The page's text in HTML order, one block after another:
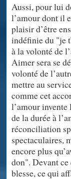
Aussi, pour lui
l’amour dont il
plaisir d’être
indéfinie du "je
à la volonté de
Aimer sera se
volonté de
mettre au
comme cet
l’amour invente
de la durée à
réconciliation
spectaculaires,
encore plus
don". Devant
blesse, ce qui